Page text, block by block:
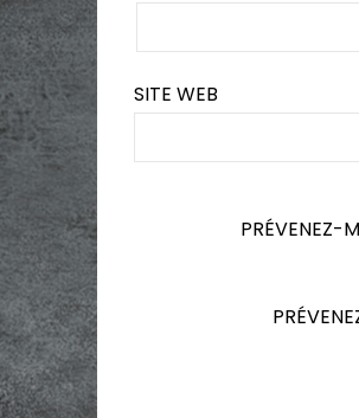
SITE WEB
PRÉVENEZ-